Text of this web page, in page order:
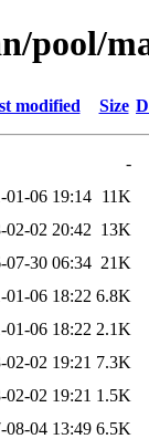
pool/
modified Size
-
01-06 19:14 11K
02-02 20:42 13K
07-30 06:34 21K
01-06 18:22 6.8K
01-06 18:22 2.1K
02-02 19:21 7.3K
02-02 19:21 1.5K
08-04 13:49 6.5K